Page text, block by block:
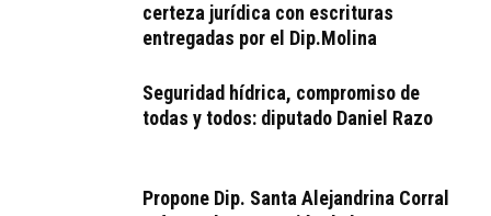
certeza jurídica con escrituras
entregadas por el Dip.Molina
Seguridad hídrica, compromiso de
todas y todos: diputado Daniel Razo
Propone Dip. Santa Alejandrina Corral